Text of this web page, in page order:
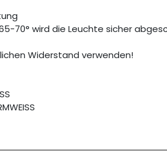
70° wird die Leuchte sicher
Widerstand verwenden!